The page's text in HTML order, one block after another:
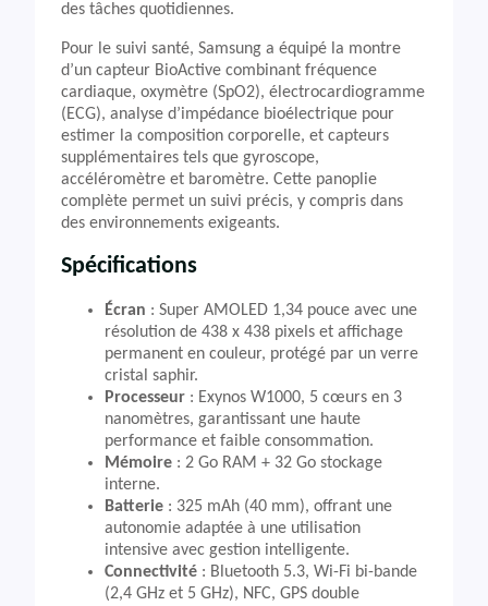
des tâches quotidiennes.
Pour le suivi santé, Samsung a équipé la montre
d’un capteur BioActive combinant fréquence
cardiaque, oxymètre (SpO2), électrocardiogramme
(ECG), analyse d’impédance bioélectrique pour
estimer la composition corporelle, et capteurs
supplémentaires tels que gyroscope,
accéléromètre et baromètre. Cette panoplie
complète permet un suivi précis, y compris dans
des environnements exigeants.
Spécifications
Écran : Super AMOLED 1,34 pouce avec une
résolution de 438 x 438 pixels et affichage
permanent en couleur, protégé par un verre
cristal saphir.
Processeur : Exynos W1000, 5 cœurs en 3
nanomètres, garantissant une haute
performance et faible consommation.
Mémoire : 2 Go RAM + 32 Go stockage
interne.
Batterie : 325 mAh (40 mm), offrant une
autonomie adaptée à une utilisation
intensive avec gestion intelligente.
Connectivité : Bluetooth 5.3, Wi-Fi bi-bande
(2,4 GHz et 5 GHz), NFC, GPS double